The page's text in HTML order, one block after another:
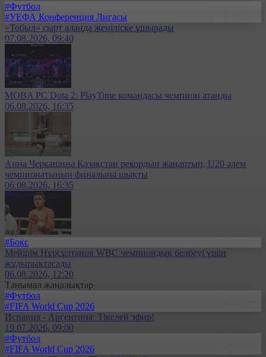
#Футбол
#УЕФА Конференция Лигасы
«Тобыл» сырт алаңда жеңіліске ұшырады
07.08.2026, 09:40
MOBA PC Dota 2: PlayTime командасы чемпион атанды
06.08.2026, 16:35
Анна Черкашина Қазақстан рекордын жаңартып, U20 әлем
чемпионатының финалына шықты
06.08.2026, 16:35
#Бокс
Мейірім Нұрсұлтанов WBC чемпиондық белбеуі үшін
жұдырықтасады
06.08.2026, 12:20
Танымал жаңалықтар
#Футбол
#FIFA World Cup 2026
Испания - Аргентина: Тікелей эфир!
19.07.2026, 09:00
#Футбол
#FIFA World Cup 2026